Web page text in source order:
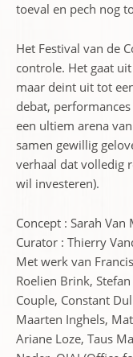
toeval en pech nog
Het Festival van de
controle. Het gaat
maar deint uit tot
debat,
een ultiem arena
samen gewillig
verhaal dat volledig
wil investeren).
Concept : Sarah Van
Curator : Thierry
Met werk van
Roelien Brink,
Couple, Constant
Maarten Inghels,
Ariane Loze, Taus